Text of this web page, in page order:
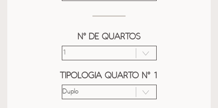
Nº DE QUARTOS
TIPOLOGIA QUARTO Nº 1